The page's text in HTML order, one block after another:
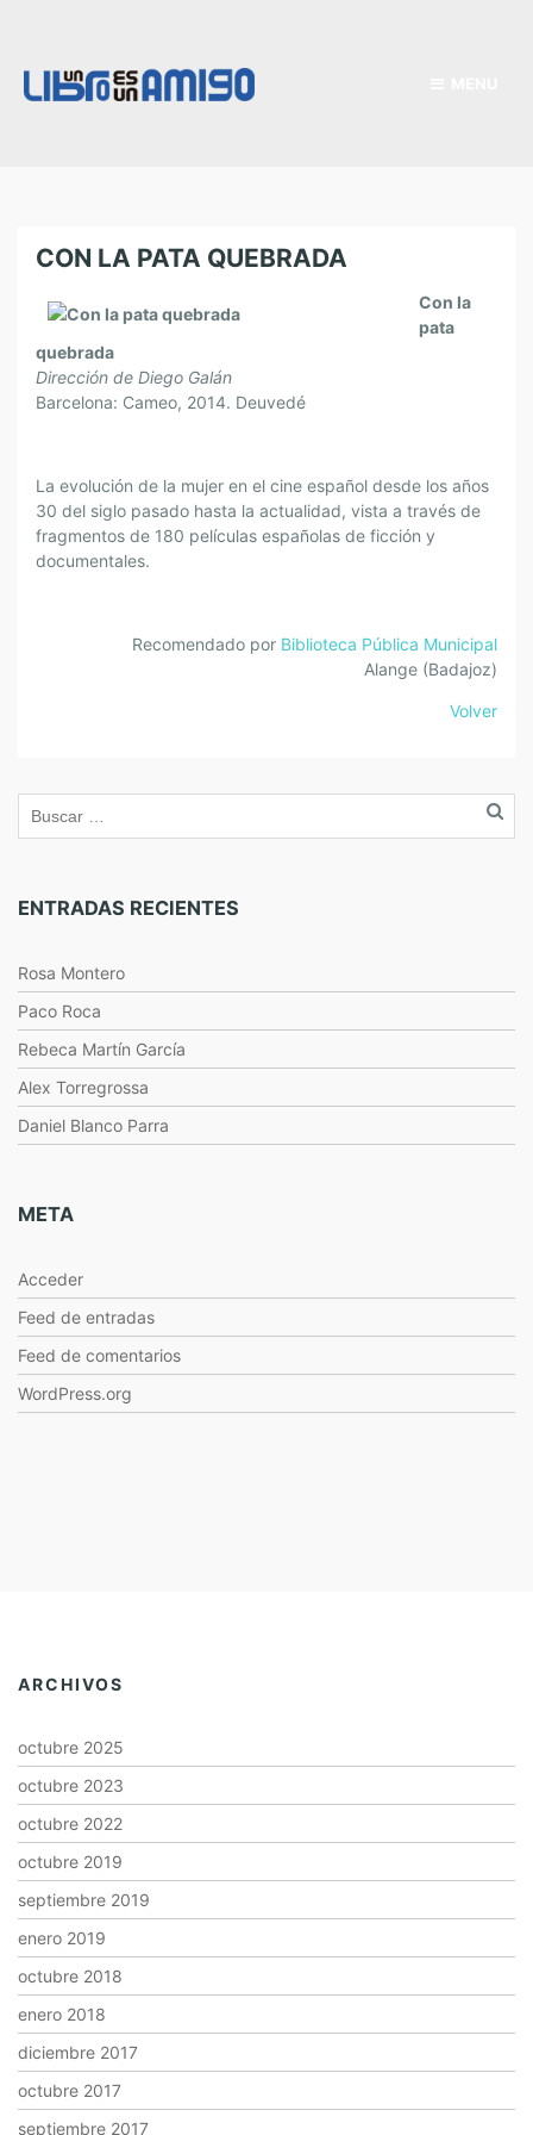
CON LA PATA QUEBRADA
Con la
pata
quebrada
Dirección de Diego Galán
Barcelona: Cameo, 2014. Deuvedé
La evolución de la mujer en el cine español desde los años
30 del siglo pasado hasta la actualidad, vista a través de
fragmentos de 180 películas españolas de ficción y
documentales.
Recomendado por Biblioteca Pública Municipal
Alange (Badajoz)
Volver
ENTRADAS RECIENTES
Rosa Montero
Paco Roca
Rebeca Martín García
Alex Torregrossa
Daniel Blanco Parra
META
Acceder
Feed de entradas
Feed de comentarios
WordPress.org
ARCHIVOS
octubre 2025
octubre 2023
octubre 2022
octubre 2019
septiembre 2019
enero 2019
octubre 2018
enero 2018
diciembre 2017
octubre 2017
septiembre 2017